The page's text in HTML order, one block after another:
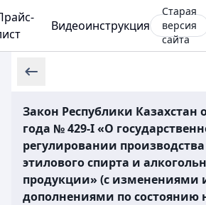
Видеоинструкция
Старая
версия
сайта
Закон Республики Казахстан
года № 429-I «О
регулировании
этилового спирта и
продукции» (с изменениями
дополнениями по состоянию